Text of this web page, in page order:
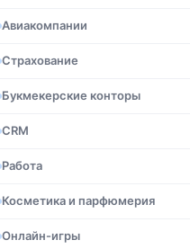
Авиакомпании
Страхование
Букмекерские конторы
CRM
Работа
Косметика и парфюмерия
Онлайн-игры